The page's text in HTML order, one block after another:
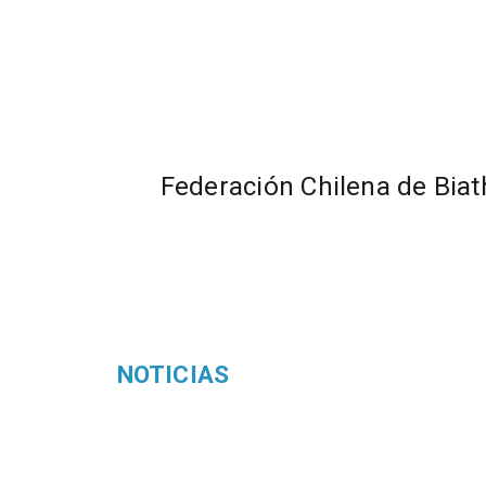
Federación Chilena de
NOTICIAS